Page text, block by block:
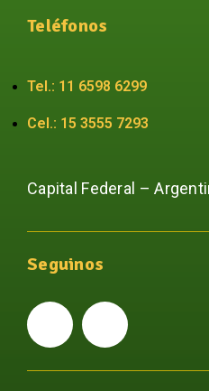
Teléfonos
Tel.: 11 6598 6299
Cel.: 15 3555 7293
Capital Federal –
Seguinos